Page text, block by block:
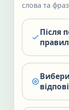
слова та
Після